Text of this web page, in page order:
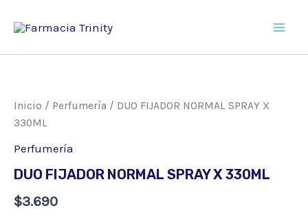
Inicio / Perfumería / DUO FIJADOR NORMAL SPRAY X
330ML
Perfumería
DUO FIJADOR NORMAL SPRAY X 330ML
$3.690